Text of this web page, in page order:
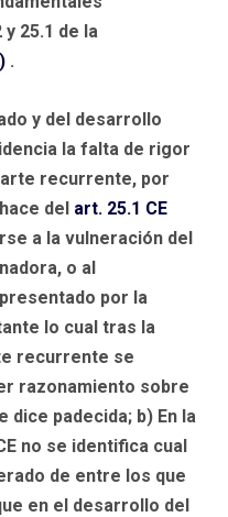
25.1 de la
.
y del desarrollo
la falta de rigor
recurrente, por
del art. 25.1 CE
a la vulneración del
o al
por la
lo cual tras la
recurrente se
razonamiento sobre
padecida; b) En la
no se identifica cual
de entre los que
en el desarrollo del